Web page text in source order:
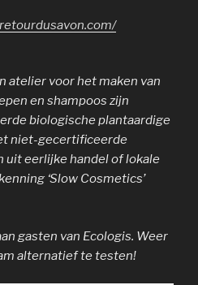
atelier voor het maken van
en shampoos zijn
biologische plantaardige
niet-gecertificeerde
eerlijke handel of lokale
‘Slow Cosmetics’
gasten van Ecologis. Weer
alternatief te testen!